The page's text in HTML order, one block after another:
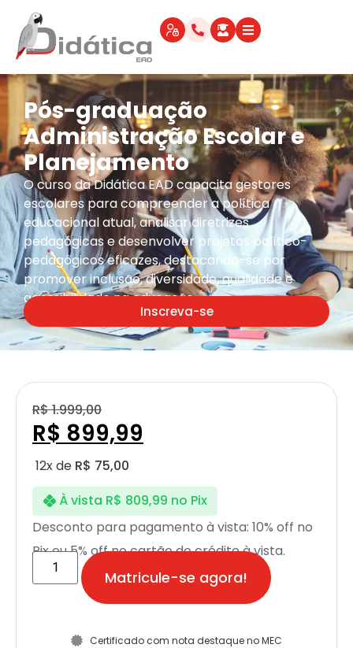
Pós-graduação
Administração Escolar e
Planejamento
O curso da Didática EAD capacita gestores
escolares para compreender a política
educacional atual, analisar diretrizes
pedagógicas e desenvolver projetos político-
pedagógicos eficazes, destacando-se por
promover inclusão, diversidade, qualidade e
acessibilidade na educação.
Inscreva-se
R$1.999,00
R$ 899,99
12x de R$ 75,00
À vista R$ 809,99 no Pix
Desconto para pagamento à vista: 10% off no
Pix ou 5% off no cartão de crédito à vista.
Matricule-se agora!
Certificado com nota destaque no MEC